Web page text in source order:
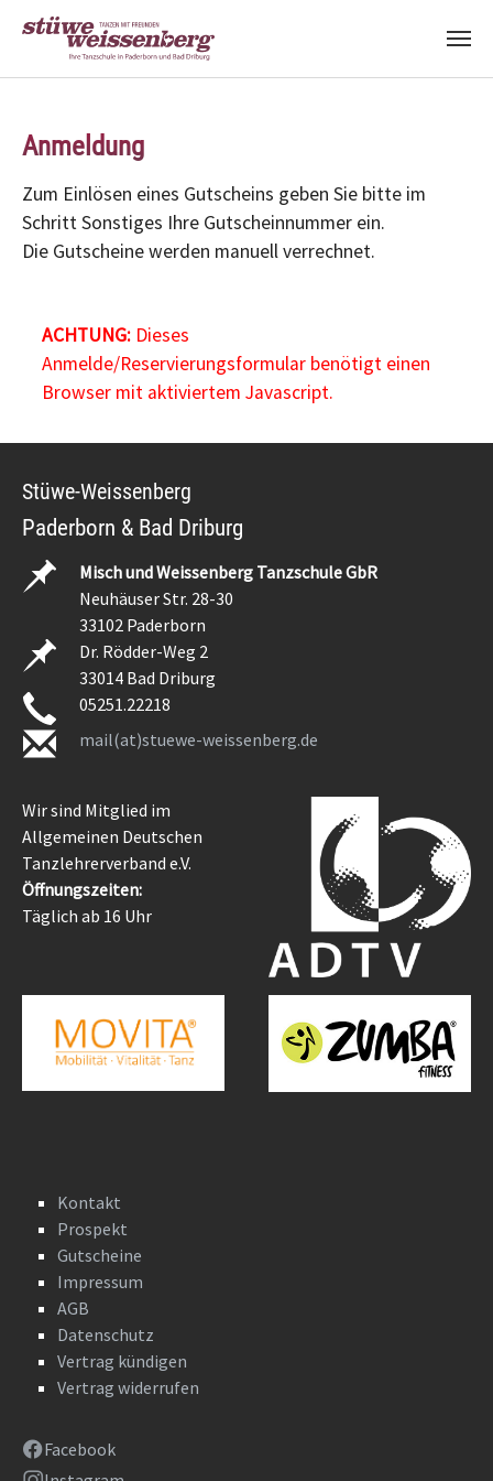
Anmeldung
Zum Einlösen eines Gutscheins geben Sie bitte im
Schritt Sonstiges Ihre Gutscheinnummer ein.
Die Gutscheine werden manuell verrechnet.
ACHTUNG:Dieses
Anmelde/Reservierungsformular benötigt einen
Browser mit aktiviertem Javascript.
Stüwe-Weissenberg
Paderborn & Bad Driburg
Misch und Weissenberg Tanzschule GbR
Neuhäuser Str. 28-30
33102 Paderborn
Dr. Rödder-Weg 2
33014 Bad Driburg
05251.22218
mail(at)stuewe-weissenberg.de
Wir sind Mitglied im
Allgemeinen Deutschen
Tanzlehrerverband e.V.
Öffnungszeiten:
Täglich ab 16 Uhr
Kontakt
Prospekt
Gutscheine
Impressum
AGB
Datenschutz
Vertrag kündigen
Vertrag widerrufen
Facebook